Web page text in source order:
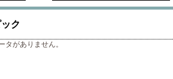
ク
タがありません。